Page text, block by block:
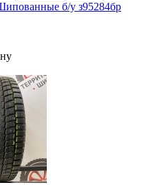
б/у з95284бр